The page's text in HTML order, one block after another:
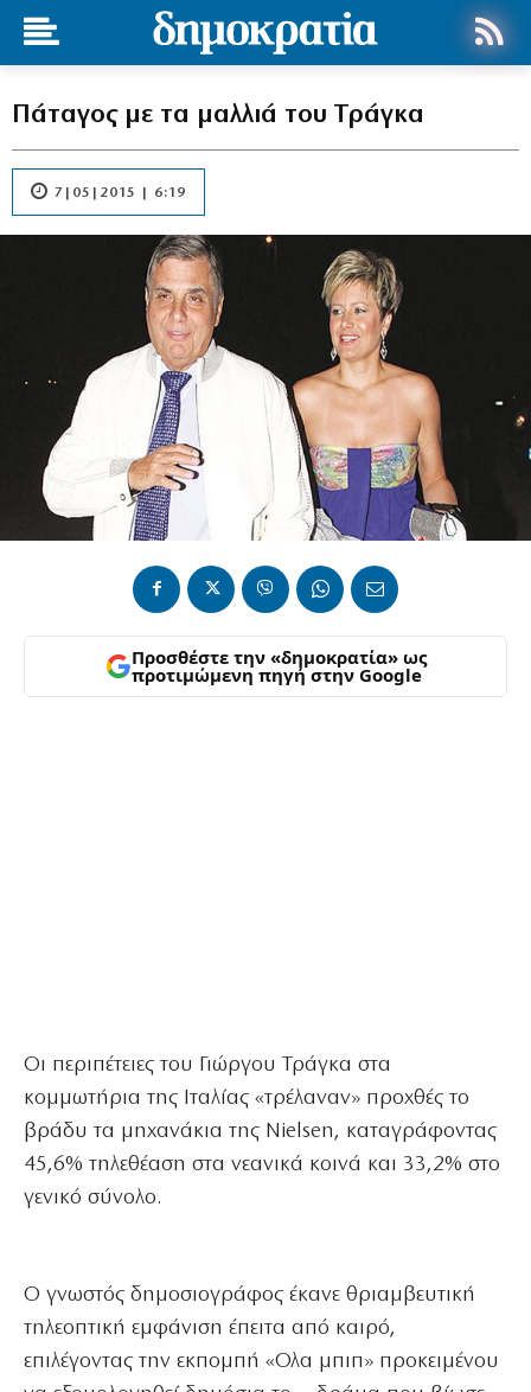
Πάταγος με τα μαλλιά του Τράγκα
7|05|2015 | 6:19
Προσθέστε την «δημοκρατία» ως
προτιμώμενη πηγή στην Google
Οι περιπέτειες του Γιώργου Τράγκα στα
κομμωτήρια της Ιταλίας «τρέλαναν» προχθές το
βράδυ τα μηχανάκια της Nielsen, καταγράφοντας
45,6% τηλεθέαση στα νεανικά κοινά και 33,2% στο
γενικό σύνολο.
Ο γνωστός δημοσιογράφος έκανε θριαμβευτική
τηλεοπτική εμφάνιση έπειτα από καιρό,
επιλέγοντας την εκπομπή «Ολα μπιπ» προκειμένου